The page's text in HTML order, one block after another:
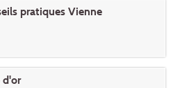
pratiques Vienne
d'or